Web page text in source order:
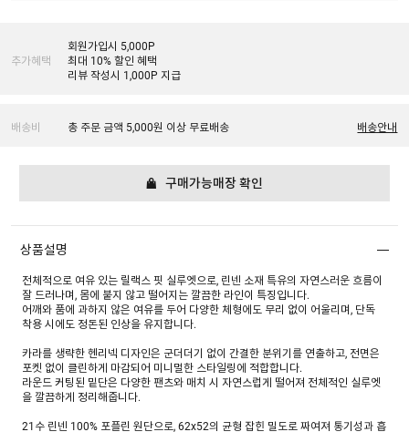
추가혜택
회원가입시 5,000P
최대 10% 할인 혜택
리뷰 작성시 1,000P 지급
배송비 총 주문 금액 5,000원 이상 무료배송 배송안내
구매가능매장 확인
상품설명
전체적으로 여유 있는 릴랙스 핏 실루엣으로, 린넨 소재 특유의 자연스러운 흐름이
잘 드러나며, 몸에 붙지 않고 떨어지는 깔끔한 라인이 특징입니다.
어깨와 품에 과하지 않은 여유를 두어 다양한 체형에도 무리 없이 어울리며, 단독
착용 시에도 정돈된 인상을 유지합니다.
카라를 생략한 헨리넥 디자인은 군더더기 없이 간결한 분위기를 연출하고, 전면은
포켓 없이 클린하게 마감되어 미니멀한 스타일링에 적합합니다.
라운드 커팅된 밑단은 다양한 팬츠와 매치 시 자연스럽게 떨어져 전체적인 실루엣
을 깔끔하게 정리해줍니다.
21수 린넨 100% 포플린 원단으로, 62x52의 균형 잡힌 밀도로 짜여져 통기성과 흡